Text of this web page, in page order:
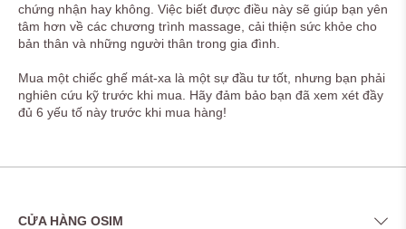
chứng nhận hay không. Việc biết được điều này sẽ giúp bạn yên
tâm hơn về các chương trình massage, cải thiện sức khỏe cho
bản thân và những người thân trong gia đình.
Mua một chiếc ghế mát-xa là một sự đầu tư tốt, nhưng bạn phải
nghiên cứu kỹ trước khi mua. Hãy đảm bảo bạn đã xem xét đầy
đủ 6 yếu tố này trước khi mua hàng!
CỬA HÀNG OSIM